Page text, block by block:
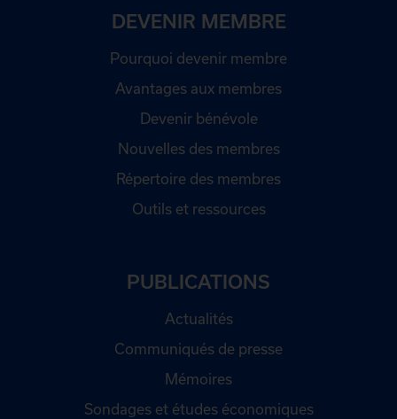
DEVENIR MEMBRE
Pourquoi devenir membre
Avantages aux membres
Devenir bénévole
Nouvelles des membres
Répertoire des membres
Outils et ressources
PUBLICATIONS
Actualités
Communiqués de presse
Mémoires
Sondages et études économiques